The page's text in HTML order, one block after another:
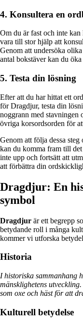
4. Konsultera en
Om du är fast och inte
vara till stor hjälp att
Genom att undersöka
antal bokstäver kan du
5. Testa din lösning
Efter att du har hittat ett
för Dragdjur, testa din
noggrann med stavningen
övriga korsordsorden för
Genom att följa dessa
kan du komma fram till
inte upp och fortsätt att
att förbättra din
Dragdjur: En
symbol
Dragdjur är ett begrepp
betydande roll i många
kommer vi utforska
Historia
I historiska sammanhang
mänsklighetens
som oxe och häst för att
Kulturell betydelse